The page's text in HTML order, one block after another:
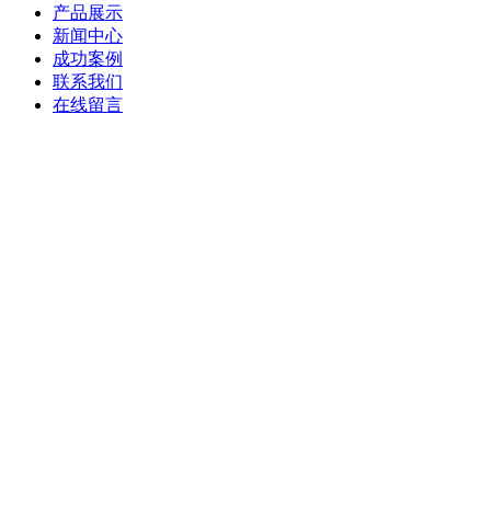
产品展示
新闻中心
成功案例
联系我们
在线留言